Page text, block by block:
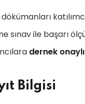
sınav ile başarı
dernek
Bilgisi